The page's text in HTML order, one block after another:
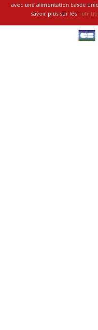
avec une alimentation basée
savoir plus sur les